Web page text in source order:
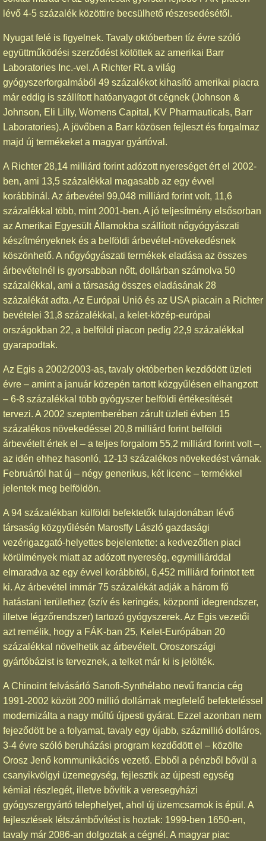
lévő 4-5 százalék közöttire becsülhető részesedésétől.
Nyugat felé is figyelnek. Tavaly októberben tíz évre szóló
együttműködési szerződést kötöttek az amerikai Barr
Laboratories Inc.-vel. A Richter Rt. a világ
gyógyszerforgalmából 49 százalékot kihasító amerikai piacra
már eddig is szállított hatóanyagot öt cégnek (Johnson &
Johnson, Eli Lilly, Womens Capital, KV Pharmauticals, Barr
Laboratories). A jövőben a Barr közösen fejleszt és forgalmaz
majd új termékeket a magyar gyártóval.
A Richter 28,14 milliárd forint adózott nyereséget ért el 2002-
ben, ami 13,5 százalékkal magasabb az egy évvel
korábbinál. Az árbevétel 99,048 milliárd forint volt, 11,6
százalékkal több, mint 2001-ben. A jó teljesítmény elsősorban
az Amerikai Egyesült Államokba szállított nőgyógyászati
készítményeknek és a belföldi árbevétel-növekedésnek
köszönhető. A nőgyógyászati termékek eladása az összes
árbevételnél is gyorsabban nőtt, dollárban számolva 50
százalékkal, ami a társaság összes eladásának 28
százalékát adta. Az Európai Unió és az USA piacain a Richter
bevételei 31,8 százalékkal, a kelet-közép-európai
országokban 22, a belföldi piacon pedig 22,9 százalékkal
gyarapodtak.
Az Egis a 2002/2003-as, tavaly októberben kezdődött üzleti
évre – amint a január közepén tartott közgyűlésen elhangzott
– 6-8 százalékkal több gyógyszer belföldi értékesítését
tervezi. A 2002 szeptemberében zárult üzleti évben 15
százalékos növekedéssel 20,8 milliárd forint belföldi
árbevételt értek el – a teljes forgalom 55,2 milliárd forint volt –,
az idén ehhez hasonló, 12-13 százalékos növekedést várnak.
Februártól hat új – négy generikus, két licenc – termékkel
jelentek meg belföldön.
A 94 százalékban külföldi befektetők tulajdonában lévő
társaság közgyűlésén Marosffy László gazdasági
vezérigazgató-helyettes bejelentette: a kedvezőtlen piaci
körülmények miatt az adózott nyereség, egymilliárddal
elmaradva az egy évvel korábbitól, 6,452 milliárd forintot tett
ki. Az árbevétel immár 75 százalékát adják a három fő
hatástani területhez (szív és keringés, központi idegrendszer,
illetve légzőrendszer) tartozó gyógyszerek. Az Egis vezetői
azt remélik, hogy a FÁK-ban 25, Kelet-Európában 20
százalékkal növelhetik az árbevételt. Oroszországi
gyártóbázist is terveznek, a telket már ki is jelölték.
A Chinoint felvásárló Sanofi-Synthélabo nevű francia cég
1991-2002 között 200 millió dollárnak megfelelő befektetéssel
modernizálta a nagy múltú újpesti gyárat. Ezzel azonban nem
fejeződött be a folyamat, tavaly egy újabb, százmillió dolláros,
3-4 évre szóló beruházási program kezdődött el – közölte
Orosz Jenő kommunikációs vezető. Ebből a pénzből bővül a
csanyikvölgyi üzemegység, fejlesztik az újpesti egység
kémiai részlegét, illetve bővítik a veresegyházi
gyógyszergyártó telephelyet, ahol új üzemcsarnok is épül. A
fejlesztések létszámbővítést is hoztak: 1999-ben 1650-en,
tavaly már 2086-an dolgoztak a cégnél. A magyar piac